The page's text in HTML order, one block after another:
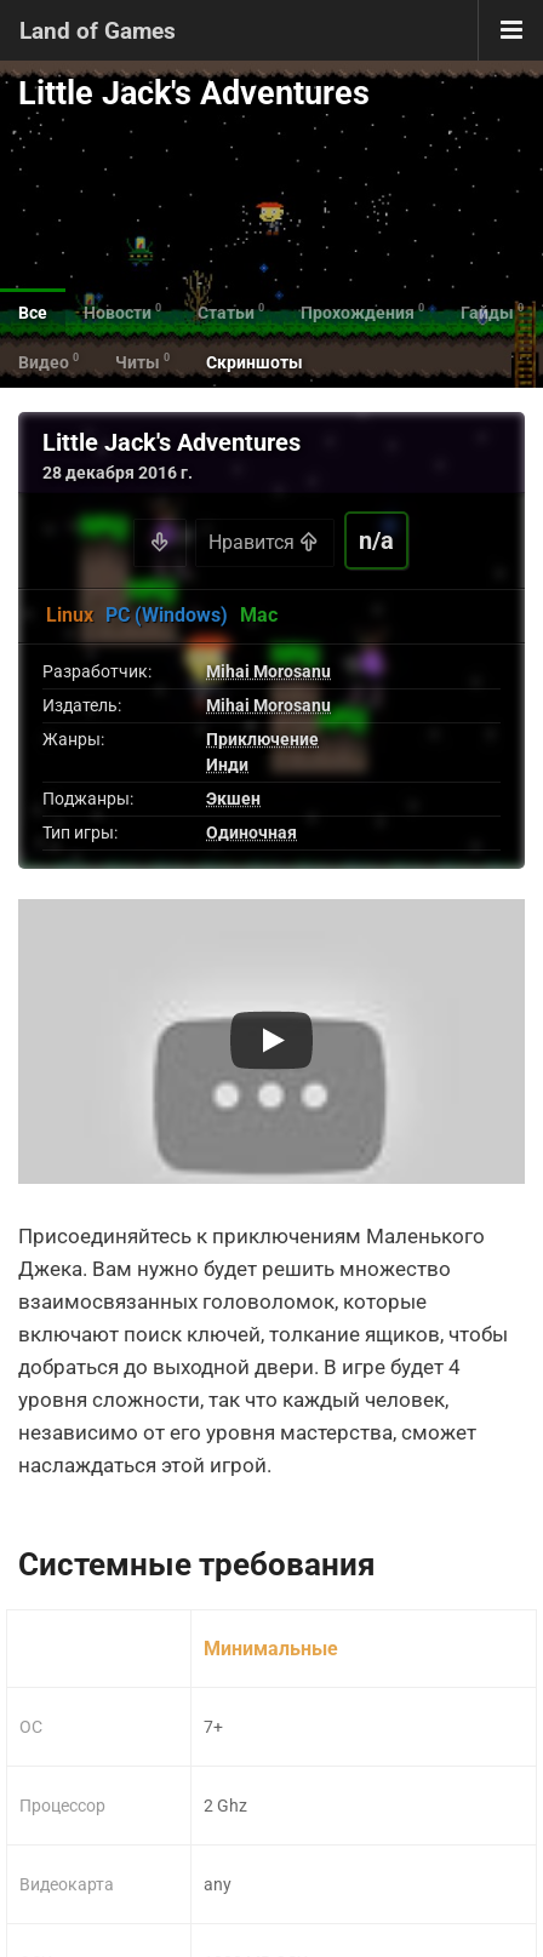
Land of Games
Little Jack's Adventures
Все Новости 0 Статьи 0 Прохождения 0 Гайды 0
Видео 0 Читы 0 Скриншоты
Little Jack's Adventures
28 декабря 2016 г.
Нравится n/a
Linux PC (Windows) Mac
Разработчик:
Mihai Morosanu
Издатель:
Mihai Morosanu
Жанры:
Приключение
Инди
Поджанры:
Экшен
Тип игры:
Одиночная
Присоединяйтесь к приключениям Маленького
Джека. Вам нужно будет решить множество
взаимосвязанных головоломок, которые
включают поиск ключей, толкание ящиков, чтобы
добраться до выходной двери. В игре будет 4
уровня сложности, так что каждый человек,
независимо от его уровня мастерства, сможет
наслаждаться этой игрой.
Системные требования
ОС
Процессор
Видеокарта
Минимальные
7+
2 Ghz
any